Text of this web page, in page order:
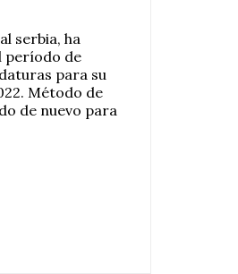
serbia, ha
período de
para su
Método de
de nuevo para